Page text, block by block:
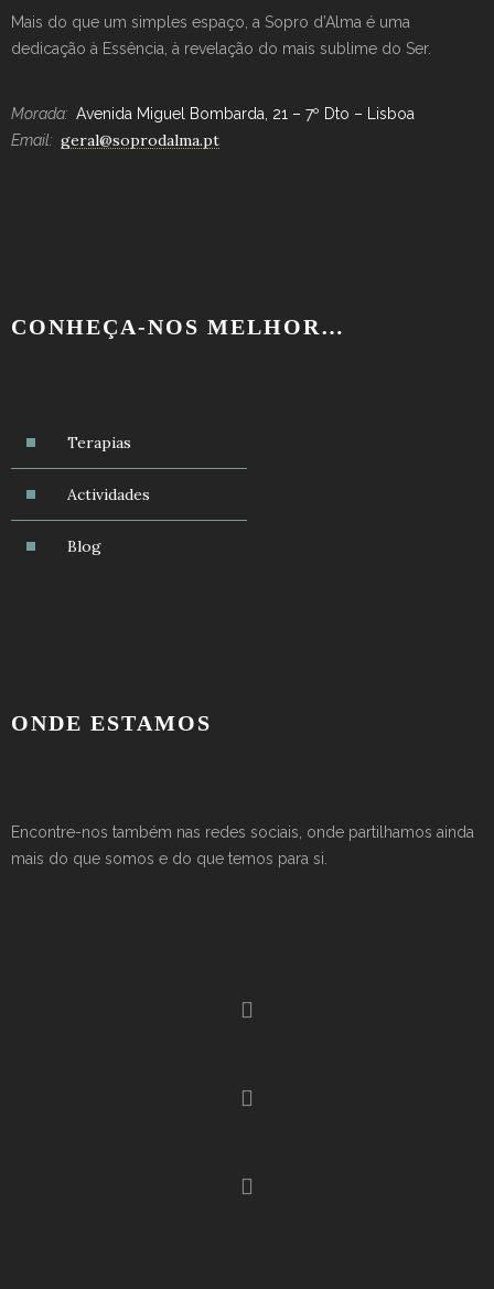
Mais do que um simples espaço, a Sopro d’Alma é uma
dedicação à Essência, à revelação do mais sublime do Ser.
Morada: Avenida Miguel Bombarda, 21 – 7º Dto – Lisboa
Email: geral@soprodalma.pt
CONHEÇA-NOS MELHOR…
Terapias
Actividades
Blog
ONDE ESTAMOS
Encontre-nos também nas redes sociais, onde partilhamos ainda
mais do que somos e do que temos para si.